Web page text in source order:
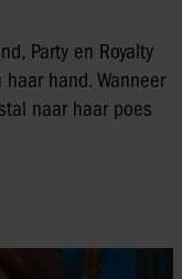
Party en Royalty
hand. Wanneer
naar haar poes